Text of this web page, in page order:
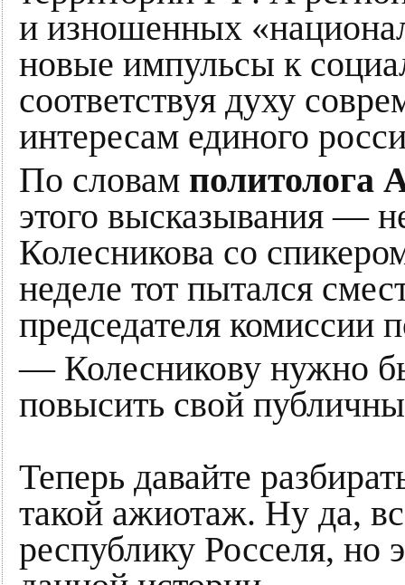
и изношенных
новые импульсы к
соответствуя духу
интересам единого
По словам политолога
этого высказывания —
Колесникова со
неделе тот пытался
председателя комиссии
— Колесникову нужно
повысить свой
Теперь давайте
такой ажиотаж. Ну да,
республику Росселя, но